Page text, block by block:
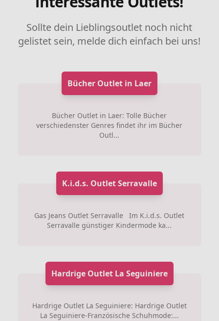
Sollte dein Lieblingsoutlet noch nicht
gelistet sein, melde dich einfach bei uns!
Bücher Outlet in Laer
Bücher Outlet in Laer: Tolle Bücher
verschiedenster Genres findet ihr im Bücher
Outl...
K.i.d.s. Outlet Serravalle
Gas Jeans Outlet Serravalle Im K.i.d.s. Outlet
Serravalle günstiger Kindermode ka...
Hardrige Outlet La Seguiniere
Hardrige Outlet La Seguiniere: Hardrige Outlet
La Seguiniere-Französische Schuhmode:...